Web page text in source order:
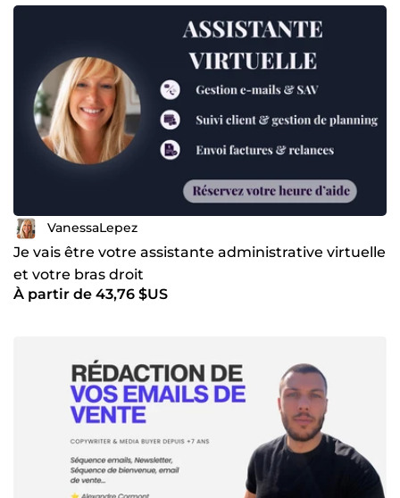
VanessaLepez
Je vais être votre assistante administrative virtuelle
et votre bras droit
À partir de 43,76 $US